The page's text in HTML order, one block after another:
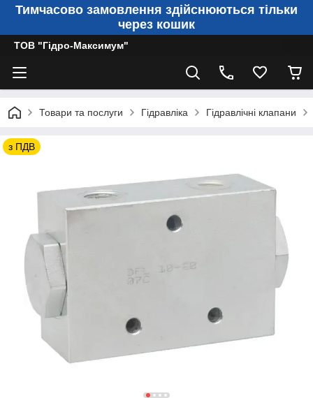
Тимчасово замовлення здійснюються тільки
через кошик
ТОВ "Гідро-Максимум"
Товари та послуги Гідравліка Гідравлічні клапани
з ПДВ